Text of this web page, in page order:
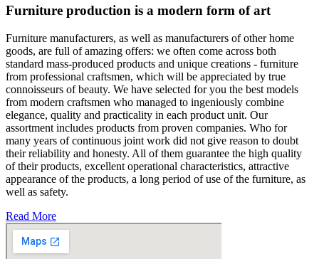
Furniture production is a modern form of art
Furniture manufacturers, as well as manufacturers of other home
goods, are full of amazing offers: we often come across both
standard mass-produced products and unique creations - furniture
from professional craftsmen, which will be appreciated by true
connoisseurs of beauty. We have selected for you the best models
from modern craftsmen who managed to ingeniously combine
elegance, quality and practicality in each product unit. Our
assortment includes products from proven companies. Who for
many years of continuous joint work did not give reason to doubt
their reliability and honesty. All of them guarantee the high quality
of their products, excellent operational characteristics, attractive
appearance of the products, a long period of use of the furniture, as
well as safety.
Read More